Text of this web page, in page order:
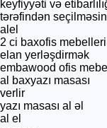
keyfiyyəti və
tərəfindən
alel
2 ci baxofis mebelleri
elan yerləşdirmək
embawood ofis
al baxyazı masası
verlir
yazı masası al əl
al el